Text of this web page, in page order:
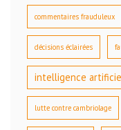
commentaires frauduleux
décisions éclairées
intelligence
lutte contre cambriolage